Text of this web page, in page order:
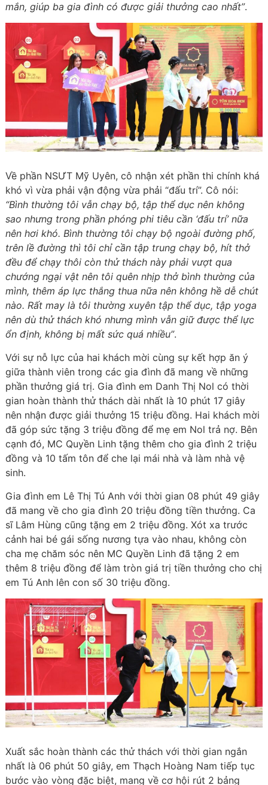
mắn, giúp ba gia đình có được giải thưởng cao nhất”.
Về phần NSƯT Mỹ Uyên, cô nhận xét phần thi chính khá
khó vì vừa phải vận động vừa phải “đấu trí”. Cô nói:
“Bình thường tôi vẫn chạy bộ, tập thể dục nên không
sao nhưng trong phần phóng phi tiêu cần ‘đấu trí’ nữa
nên hơi khó. Bình thường tôi chạy bộ ngoài đường phố,
trên lề đường thì tôi chỉ cần tập trung chạy bộ, hít thở
đều để chạy thôi còn thử thách này phải vượt qua
chướng ngại vật nên tôi quên nhịp thở bình thường của
mình, thêm áp lực thắng thua nữa nên không hề dễ chút
nào. Rất may là tôi thường xuyên tập thể dục, tập yoga
nên dù thử thách khó nhưng mình vẫn giữ được thể lực
ổn định, không bị mất sức quá nhiều”.
Với sự nỗ lực của hai khách mời cùng sự kết hợp ăn ý
giữa thành viên trong các gia đình đã mang về những
phần thưởng giá trị. Gia đình em Danh Thị Nol có thời
gian hoàn thành thử thách dài nhất là 10 phút 17 giây
nên nhận được giải thưởng 15 triệu đồng. Hai khách mời
đã góp sức tặng 3 triệu đồng để mẹ em Nol trả nợ. Bên
cạnh đó, MC Quyền Linh tặng thêm cho gia đình 2 triệu
đồng và 10 tấm tôn để che lại mái nhà và làm nhà vệ
sinh.
Gia đình em Lê Thị Tú Anh với thời gian 08 phút 49 giây
đã mang về cho gia đình 20 triệu đồng tiền thưởng. Ca
sĩ Lâm Hùng cũng tặng em 2 triệu đồng. Xót xa trước
cảnh hai bé gái sống nương tựa vào nhau, không còn
cha mẹ chăm sóc nên MC Quyền Linh đã tặng 2 em
thêm 8 triệu đồng để làm tròn giá trị tiền thưởng cho chị
em Tú Anh lên con số 30 triệu đồng.
Xuất sắc hoàn thành các thử thách với thời gian ngắn
nhất là 06 phút 50 giây, em Thạch Hoàng Nam tiếp tục
bước vào vòng đặc biệt, mang về cơ hội rút 2 bảng